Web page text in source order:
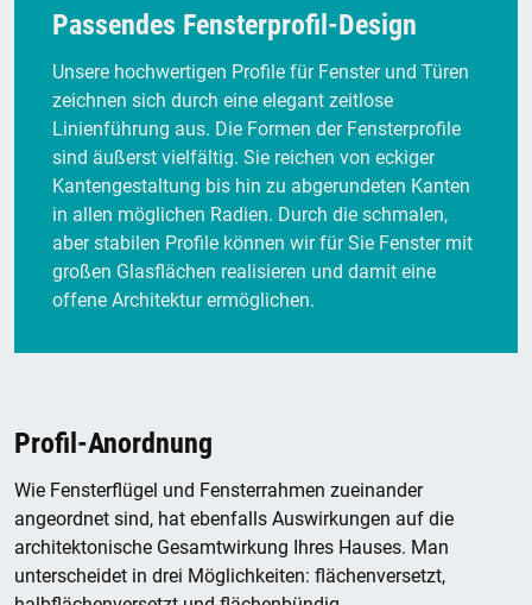
Passendes Fensterprofil-Design
Unsere hochwertigen Profile für Fenster und Türen
zeichnen sich durch eine elegant zeitlose
Linienführung aus. Die Formen der Fensterprofile
sind äußerst vielfältig. Sie reichen von eckiger
Kantengestaltung bis hin zu abgerundeten Kanten
in allen möglichen Radien. Durch die schmalen,
aber stabilen Profile können wir für Sie Fenster mit
großen Glasflächen realisieren und damit eine
offene Architektur ermöglichen.
Profil-Anordnung
Wie Fensterflügel und Fensterrahmen zueinander
angeordnet sind, hat ebenfalls Auswirkungen auf die
architektonische Gesamtwirkung Ihres Hauses. Man
unterscheidet in drei Möglichkeiten: flächenversetzt,